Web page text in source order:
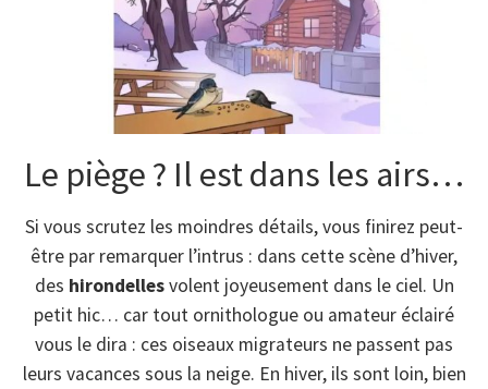
Le piège ? Il est dans les airs…
Si vous scrutez les moindres détails, vous finirez peut-
être par remarquer l’intrus : dans cette scène d’hiver,
des hirondellesvolent joyeusement dans le ciel. Un
petit hic… car tout ornithologue ou amateur éclairé
vous le dira : ces oiseaux migrateurs ne passent pas
leurs vacances sous la neige. En hiver, ils sont loin, bien